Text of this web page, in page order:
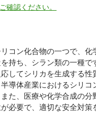
確認ください。
コン化合物の一つで、
持ち、シラン類の一種
してシリカを生成する
導体産業におけるシリ
た、医療や化学合成の
必要で、適切な安全対